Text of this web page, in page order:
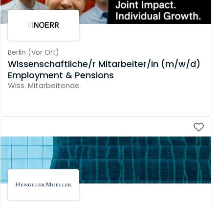
Berlin (Vor Ort)
Wissenschaftliche/r Mitarbeiter/in (m/w/d)
Employment & Pensions
Wiss. Mitarbeitende